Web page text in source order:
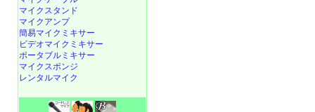
マイクスタンド
マイクアンプ
簡易マイクミキサー
ビデオマイクミキサー
ポータブルミキサー
マイクスポンジ
レンタルマイク